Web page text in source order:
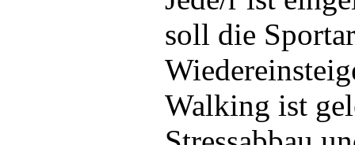
soll die
Walking ist